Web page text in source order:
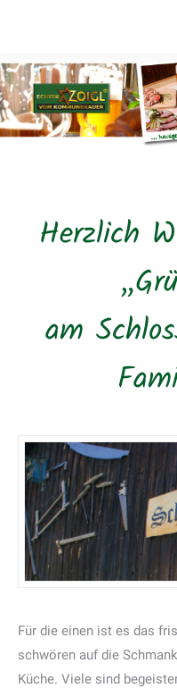
Herzlich
am
Für die einen ist es das
schwören auf die
Küche. Viele sind